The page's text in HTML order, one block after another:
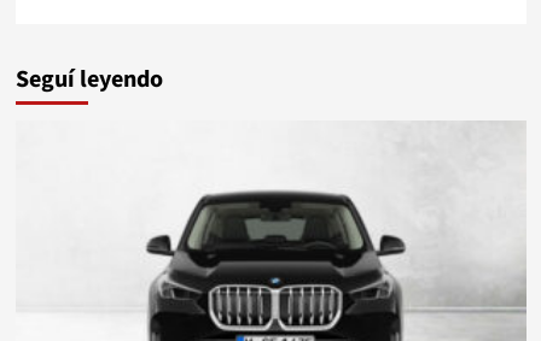
Seguí leyendo